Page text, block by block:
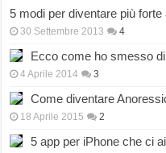
5 modi per diventare più forte
30 Settembre 2013 4
Ecco come ho smesso
4 Aprile 2014 3
Come diventare
18 Aprile 2015 2
5 app per iPhone che ci